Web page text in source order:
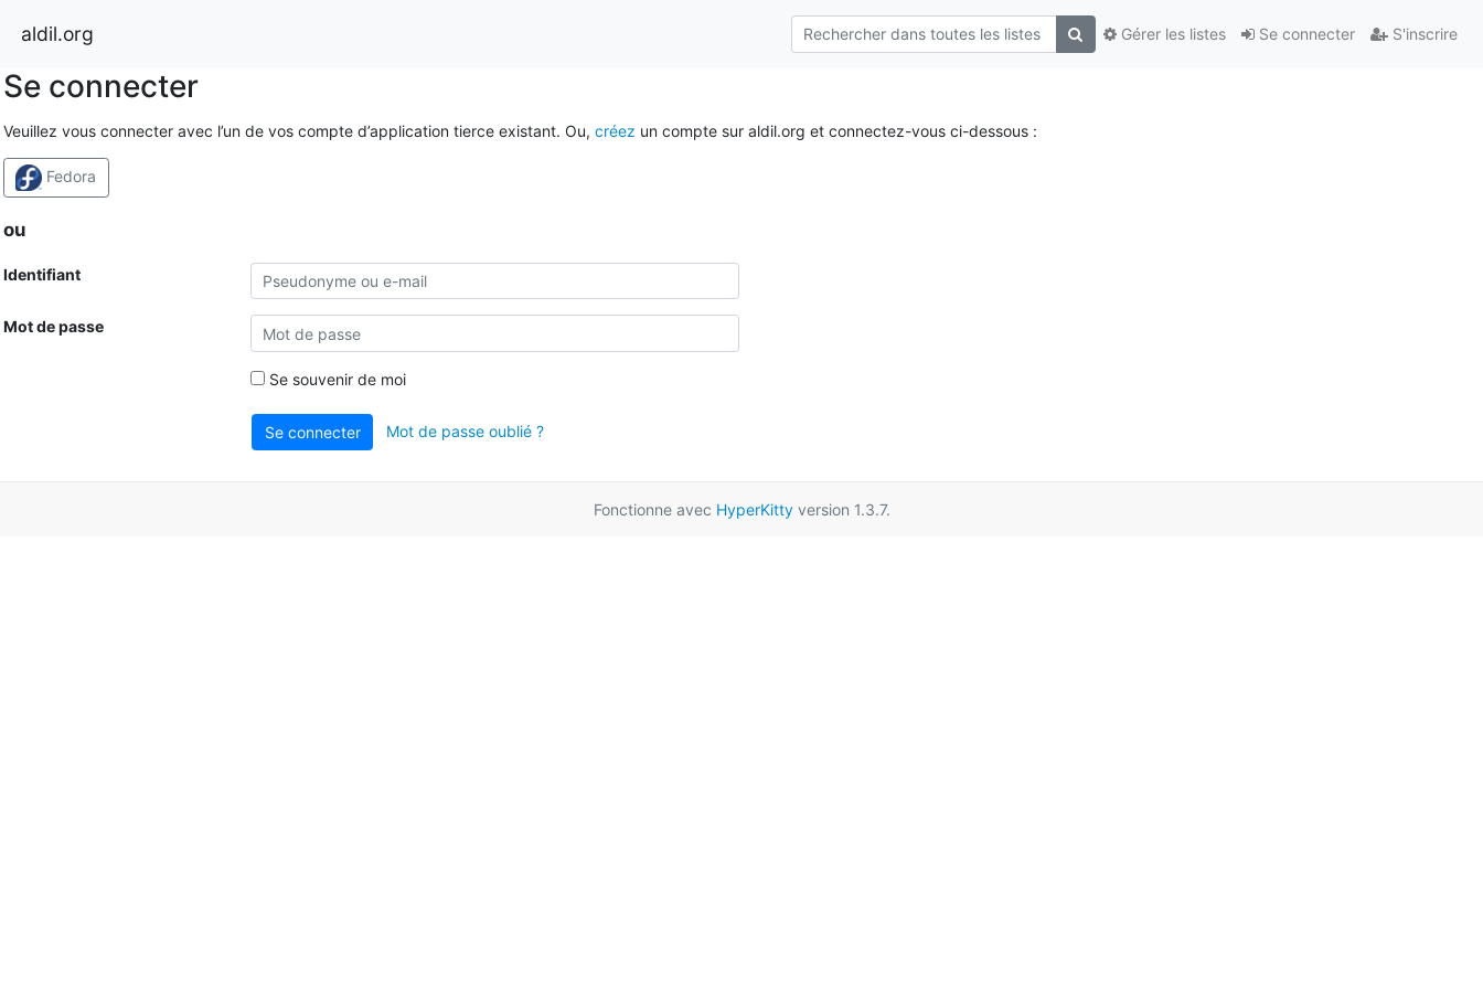
aldil.org Se connecter S'inscrire
Gérer les listes
Se connecter
Veuillez vous connecter avec l’un de vos compte d’application tierce existant. Ou, créez un compte sur aldil.org et connectez-vous ci-dessous :
Fedora
ou
Identifiant
Mot de passe
Se souvenir de moi
Se connecter Mot de passe oublié ?
Fonctionne avec HyperKittyversion 1.3.7.